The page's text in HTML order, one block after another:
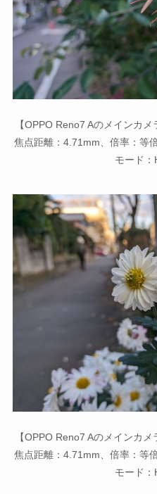
【OPPO Reno7 Aのメインカ
焦点距離：4.71mm、倍率：等
モード：
【OPPO Reno7 Aのメインカ
焦点距離：4.71mm、倍率：等
モード：